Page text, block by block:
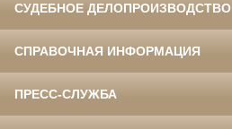
СУДЕБНОЕ ДЕЛОПРОИЗВОДСТВО
СПРАВОЧНАЯ ИНФОРМАЦИЯ
ПРЕСС-СЛУЖБА